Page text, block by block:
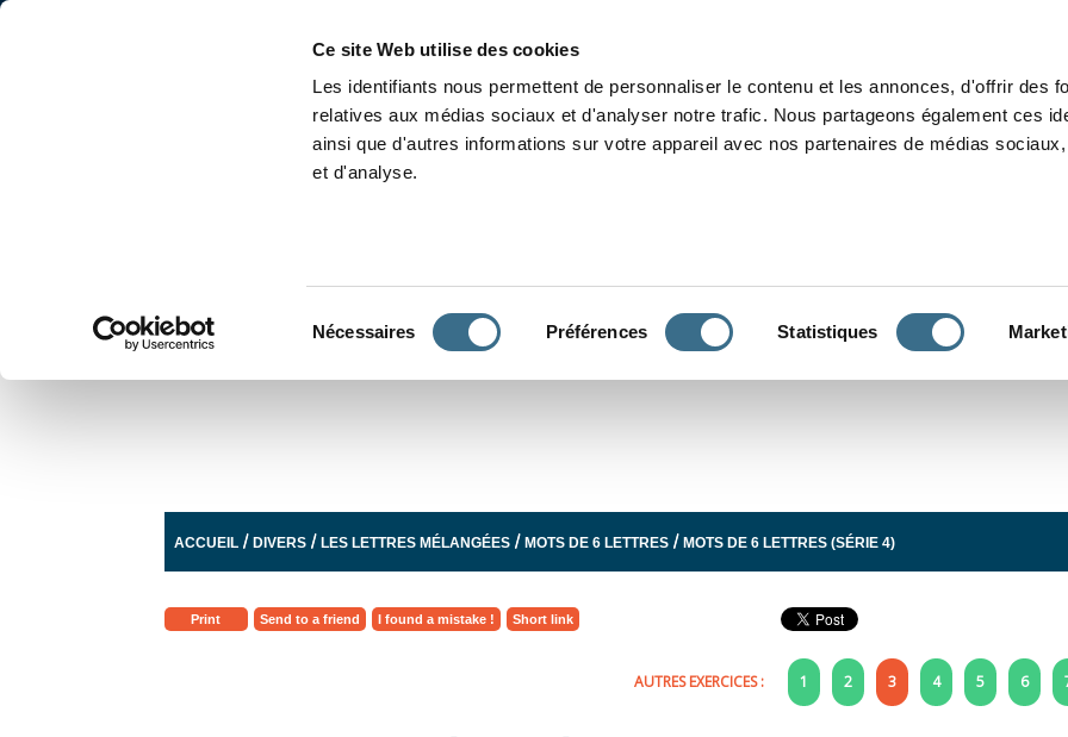
Ce site Web utilise des cookies
Les identifiants nous permettent de personnaliser le contenu et les annonces, d'offrir des
relatives aux médias sociaux et d'analyser notre trafic. Nous partageons également ces
ainsi que d'autres informations sur votre appareil avec nos partenaires de médias
et d'analyse.
Nécessaires Préférences Statistiques
ACCUEIL /DIVERS /LES LETTRES MÉLANGÉES /MOTS DE 6 LETTRES /MOTS DE 6 LETTRES (SÉRIE 4)
Print Send to a friend I found a mistake ! Short link
AUTRES EXERCICES : 1 2 3 4 5 6